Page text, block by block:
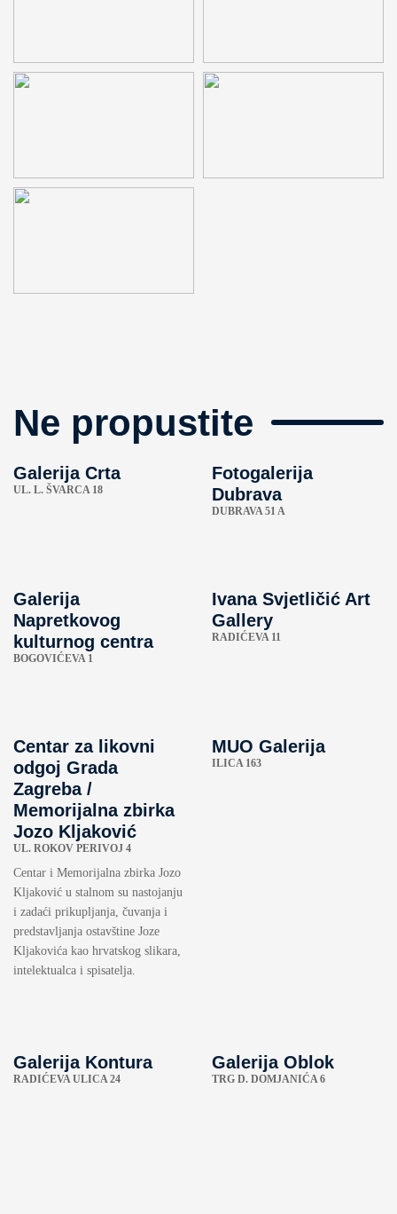
Ne propustite
Galerija Crta
UL. L. ŠVARCA 18
Fotogalerija
Dubrava
DUBRAVA 51 A
Galerija
Napretkovog
kulturnog centra
BOGOVIĆEVA 1
Ivana Svjetličić Art
Gallery
RADIĆEVA 11
Centar za likovni
odgoj Grada
Zagreba /
Memorijalna zbirka
Jozo Kljaković
UL. ROKOV PERIVOJ 4
Centar i Memorijalna zbirka Jozo
Kljaković u stalnom su nastojanju
i zadaći prikupljanja, čuvanja i
predstavljanja ostavštine Joze
Kljakovića kao hrvatskog slikara,
intelektualca i spisatelja.
MUO Galerija
ILICA 163
Galerija Kontura
RADIĆEVA ULICA 24
Galerija Oblok
TRG D. DOMJANIĆA 6